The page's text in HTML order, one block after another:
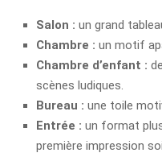
Salon : un grand
Chambre : un motif
Chambre d’enfant :
scènes ludiques.
Bureau : une toile
Entrée : un format
première impression